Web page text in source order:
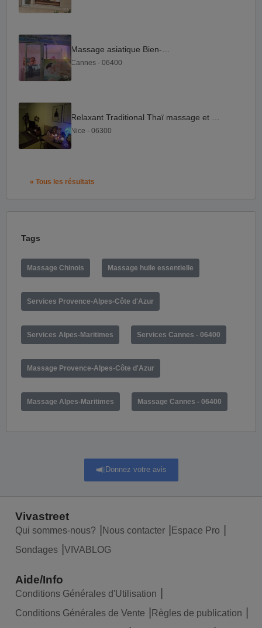
Cannes - 06400
Nice - 06300
« Tous les résultats
Tags
Massage Chinois Massage huile essentielle
Services Provence-Alpes-Côte d'Azur
Services Alpes-Maritimes Services Cannes - 06400
Massage Provence-Alpes-Côte d'Azur
Massage Alpes-Maritimes Massage Cannes - 06400
Donnez votre avis
Vivastreet
Qui sommes-nous? Nous contacter
Espace Pro
Sondages
VIVABLOG
Aide/Info
Conditions Générales d'Utilisation
Conditions Générales de Vente
Règles de publication